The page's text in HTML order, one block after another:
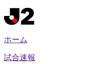
ホーム
試合速報